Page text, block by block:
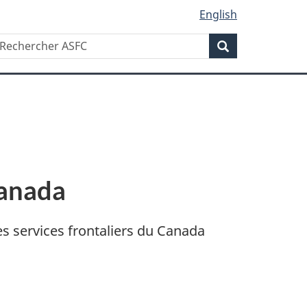
English
Recherche
services frontaliers du Canada